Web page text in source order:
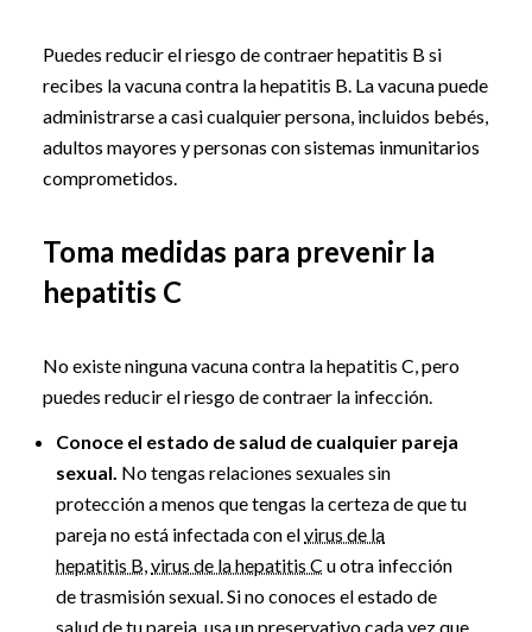
Puedes reducir el riesgo de contraer hepatitis B si
recibes la vacuna contra la hepatitis B. La vacuna puede
administrarse a casi cualquier persona, incluidos bebés,
adultos mayores y personas con sistemas inmunitarios
comprometidos.
Toma medidas para prevenir la
hepatitis C
No existe ninguna vacuna contra la hepatitis C, pero
puedes reducir el riesgo de contraer la infección.
Conoce el estado de salud de cualquier pareja
sexual. No tengas relaciones sexuales sin
protección a menos que tengas la certeza de que tu
pareja no está infectada con elvirus de la
hepatitis B,virus de la hepatitis C u otra infección
de trasmisión sexual. Si no conoces el estado de
salud de tu pareja, usa un preservativo cada vez que